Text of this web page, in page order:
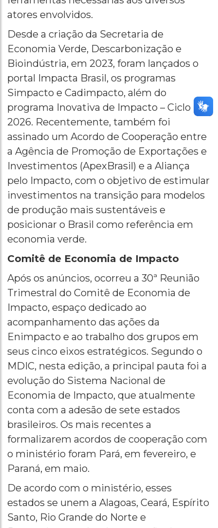
atores envolvidos.
Desde a criação da Secretaria de
Economia Verde, Descarbonização e
Bioindústria, em 2023, foram lançados o
portal Impacta Brasil, os programas
Simpacto e Cadimpacto, além do
programa Inovativa de Impacto – Ciclo
2026. Recentemente, também foi
assinado um Acordo de Cooperação entre
a Agência de Promoção de Exportações e
Investimentos (ApexBrasil) e a Aliança
pelo Impacto, com o objetivo de estimular
investimentos na transição para modelos
de produção mais sustentáveis e
posicionar o Brasil como referência em
economia verde.
Comitê de Economia de Impacto
Após os anúncios, ocorreu a 30ª Reunião
Trimestral do Comitê de Economia de
Impacto, espaço dedicado ao
acompanhamento das ações da
Enimpacto e ao trabalho dos grupos em
seus cinco eixos estratégicos. Segundo o
MDIC, nesta edição, a principal pauta foi a
evolução do Sistema Nacional de
Economia de Impacto, que atualmente
conta com a adesão de sete estados
brasileiros. Os mais recentes a
formalizarem acordos de cooperação com
o ministério foram Pará, em fevereiro, e
Paraná, em maio.
De acordo com o ministério, esses
estados se unem a Alagoas, Ceará, Espírito
Santo, Rio Grande do Norte e